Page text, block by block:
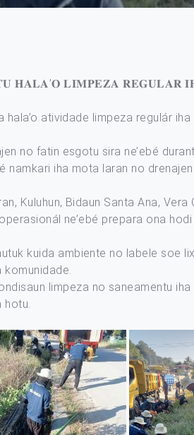
𝐇𝐀𝐋𝐀’𝐎 𝐋𝐈𝐌𝐏𝐄𝐙𝐀 𝐑𝐄𝐆𝐔𝐋𝐀𝐑
atividade limpeza regulár
no fatin esgotu sira ne’ebé
namkari iha mota laran no
Kuluhun, Bidaun Santa Ana,
ne’ebé prepara ona
kuida ambiente no labele soe
komunidade.
limpeza no saneamentu iha
hotu.